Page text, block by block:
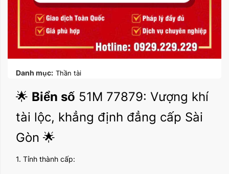
Danh mục: Thần tài
🌟 Biển số 51M 77879: Vượng khí
tài lộc, khẳng định đẳng cấp Sài
Gòn 🌟
1. Tỉnh thành cấp: